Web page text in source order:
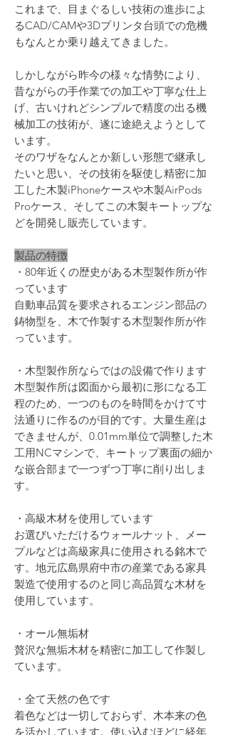
これまで、目まぐるしい技術の進歩によ
るCAD/CAMや3Dプリンタ台頭での危機
もなんとか乗り越えてきました。
しかしながら昨今の様々な情勢により、
昔ながらの手作業での加工や丁寧な仕上
げ、古いけれどシンプルで精度の出る機
械加工の技術が、遂に途絶えようとして
います。
そのワザをなんとか新しい形態で継承し
たいと思い、その技術を駆使し精密に加
工した木製iPhoneケースや木製AirPods
Proケース、そしてこの木製キートップな
どを開発し販売しています。
製品の特徴
・80年近くの歴史がある木型製作所が作
っています
自動車品質を要求されるエンジン部品の
鋳物型を、木で作製する木型製作所が作
っています。
・木型製作所ならではの設備で作ります
木型製作所は図面から最初に形になる工
程のため、一つのものを時間をかけて寸
法通りに作るのが目的です。大量生産は
できませんが、0.01mm単位で調整した木
工用NCマシンで、キートップ裏面の細か
な嵌合部まで一つずつ丁寧に削り出しま
す。
・高級木材を使用しています
お選びいただけるウォールナット、メー
プルなどは高級家具に使用される銘木で
す。地元広島県府中市の産業である家具
製造で使用するのと同じ高品質な木材を
使用しています。
・オール無垢材
贅沢な無垢木材を精密に加工して作製し
ています。
・全て天然の色です
着色などは一切しておらず、木本来の色
を活かしています。使い込むほどに経年